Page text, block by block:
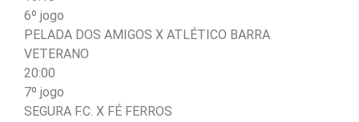
6º jogo
PELADA DOS AMIGOS X ATLÉTICO BARRA
VETERANO
20:00
7º jogo
SEGURA F.C. X FÉ FERROS